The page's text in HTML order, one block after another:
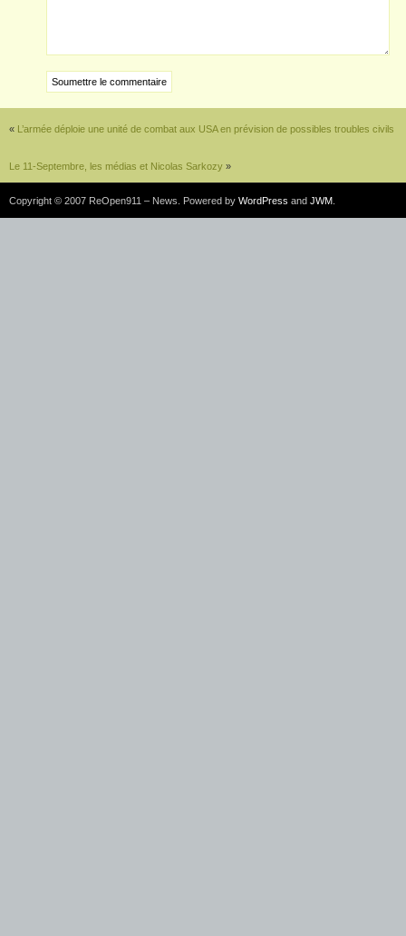
« L’armée déploie une unité de combat aux USA en prévision de possibles troubles civils
Le 11-Septembre, les médias et Nicolas Sarkozy »
Copyright © 2007 ReOpen911 – News. Powered by WordPress and JWM